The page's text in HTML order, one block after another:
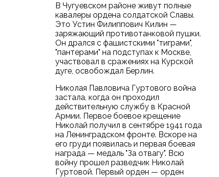
В Чугуевском районе живут полные
кавалеры ордена солдатской Славы.
Это Устин Филиппович Килин —
заряжающий противотанковой пушки.
Он дрался с фашистскими "тиграми",
"пантерами" на подступах к Москве,
участвовал в сражениях на Курской
дуге, освобождал Берлин.
Николая Павловича Гуртового война
застала, когда он проходил
действительную службу в Красной
Армии. Первое боевое крещение
Николай получил в сентябре 1941 года
на Ленинградском фронте. Вскоре на
его груди появилась и первая боевая
награда — медаль "За отвагу". Всю
войну прошел разведчик Николай
Гуртовой. Первый орден — орден